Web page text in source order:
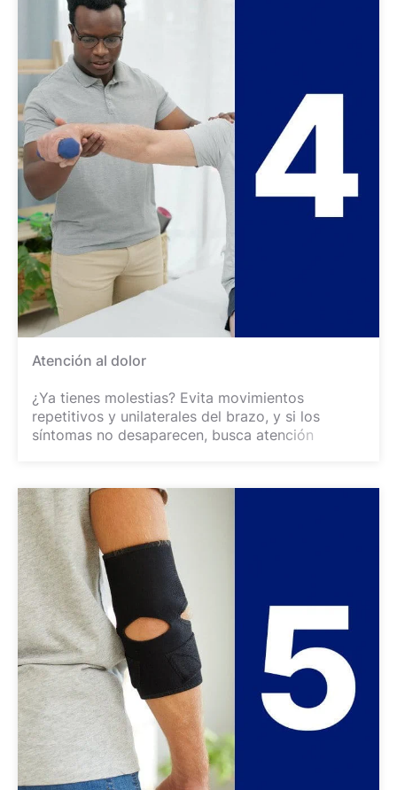
Atención al dolor
¿Ya tienes molestias? Evita movimientos
repetitivos y unilaterales del brazo, y si los
síntomas no desaparecen, busca atención